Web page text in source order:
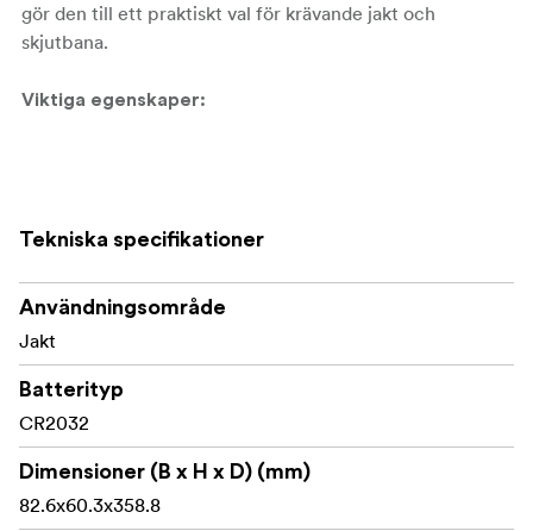
gör den till ett praktiskt val för krävande jakt och
skjutbana.
Viktiga egenskaper:
Upplyst riktmedel i andra fokaleplanet
1/4 MOA-justeringssteg
Låsbart 2-varvigt tornsystem med nollställning
20 MOA rörelse per turretvarv
Sidoparallaxjustering från ca 9 m till oändlighet
Tekniska specifikationer
Användningsområde
Jakt
Batterityp
CR2032
Dimensioner (B x H x D) (mm)
82.6x60.3x358.8